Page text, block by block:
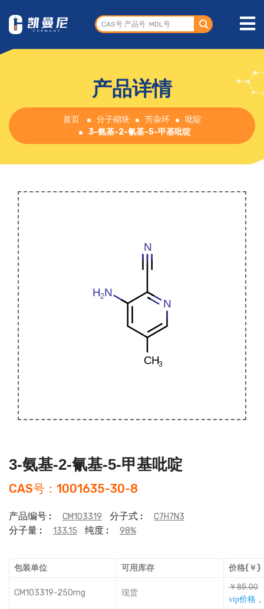
产品详情
首页 分子砌块 芳杂环
吡啶
3-氨基-2-氰基-5-甲基吡啶
3-氨基-2-氰基-5-甲基吡啶
CAS号：1001635-30-8
产品编号 : CM103319 分子式 : C7H7N3
分子量 : 133.15 纯度 : 98%
包装单位 可用库存 价格(￥)
CM103319-250mg 现货
￥ƅƻƞȀȀ
vip价格